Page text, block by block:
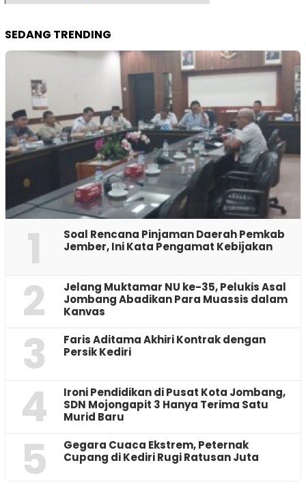
SEDANG TRENDING
1
‎Soal Rencana Pinjaman Daerah Pemkab
Jember, Ini Kata Pengamat Kebijakan ‎
2
Jelang Muktamar NU ke-35, Pelukis Asal
Jombang Abadikan Para Muassis dalam
Kanvas
3
Faris Aditama Akhiri Kontrak dengan
Persik Kediri
4
Ironi Pendidikan di Pusat Kota Jombang,
SDN Mojongapit 3 Hanya Terima Satu
Murid Baru
5
‎Gegara Cuaca Ekstrem, Peternak
Cupang di Kediri Rugi Ratusan Juta